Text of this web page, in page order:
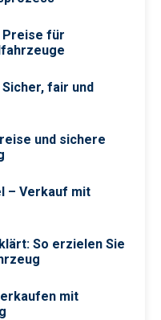
Preise für
fair und
und sichere
– Verkauf mit
So erzielen Sie
mit